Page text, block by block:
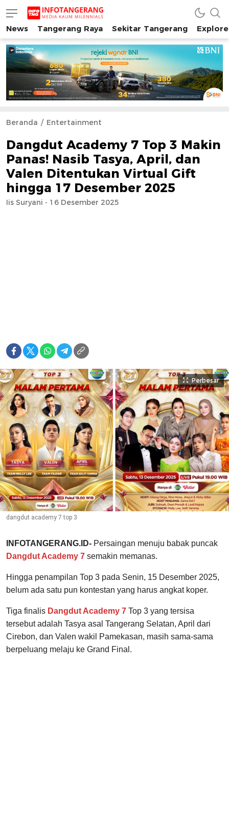
INFO TANGERANG
Media Kaum Millenials Tangerang Raya
News Tangerang Raya Sekitar Tangerang
Beranda Entertainment
Dangdut Academy 7 Top 3 Makin
Panas! Nasib Tasya, April, dan
Valen Ditentukan Virtual Gift
hingga 17 Desember 2025
Iis Suryani - 16 Desember 2025
Perbesar
dangdut academy 7 top 3
INFOTANGERANG.ID- Persaingan menuju babak puncak
Dangdut Academy 7 semakin memanas.
Hingga penampilan Top 3 pada Senin, 15 Desember 2025,
belum ada satu pun kontestan yang harus angkat koper.
Tiga finalis Dangdut Academy 7 Top 3 yang tersisa
tersebut adalah Tasya asal Tangerang Selatan, April dari
Cirebon, dan Valen wakil Pamekasan, masih sama-sama
berpeluang melaju ke Grand Final.